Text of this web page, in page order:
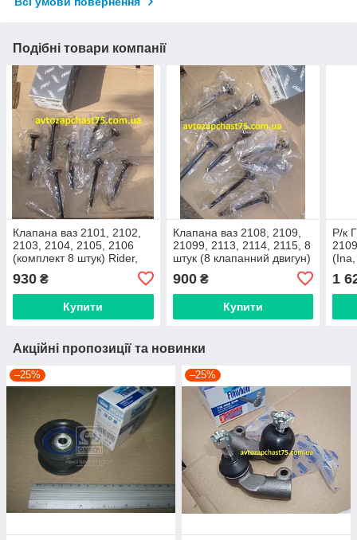
Подібні товари компанії
Клапана ваз 2101, 2102,
2103, 2104, 2105, 2106
(комплект 8 штук) Rider,
930 ₴
Купити
Клапана ваз 2108, 2109,
21099, 2113, 2114, 2115, 8
штук (8 клапанний двигун)
900₴
Купити
Р/к
1
Акційні пропозиції та новинки
–25% –25%